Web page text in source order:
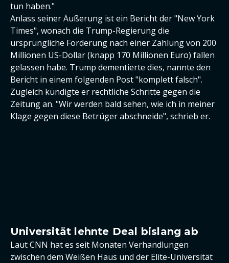
tun haben."
Anlass seiner Äußerung ist ein Bericht der "New York
Times", wonach die Trump-Regierung die
ursprüngliche Forderung nach einer Zahlung von 200
Millionen US-Dollar (knapp 170 Millionen Euro) fallen
gelassen habe. Trump dementierte dies, nannte den
Bericht in einem folgenden Post "komplett falsch".
Zugleich kündigte er rechtliche Schritte gegen die
Zeitung an. "Wir werden bald sehen, wie ich in meiner
Klage gegen diese Betrüger abschneide", schrieb er.
Universität lehnte Deal bislang ab
Laut CNN hat es seit Monaten Verhandlungen
zwischen dem Weißen Haus und der Elite-Universität